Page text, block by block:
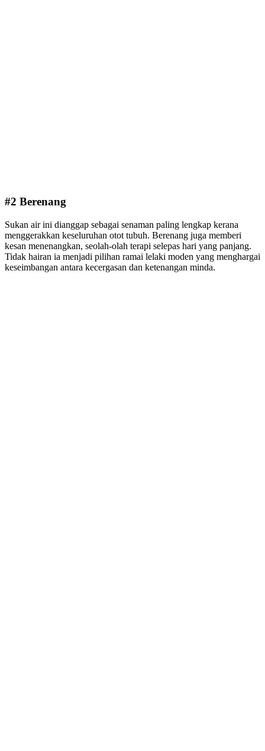
#2 Berenang
Sukan air ini dianggap sebagai senaman paling lengkap kerana
menggerakkan keseluruhan otot tubuh. Berenang juga memberi
kesan menenangkan, seolah-olah terapi selepas hari yang panjang.
Tidak hairan ia menjadi pilihan ramai lelaki moden yang menghargai
keseimbangan antara kecergasan dan ketenangan minda.